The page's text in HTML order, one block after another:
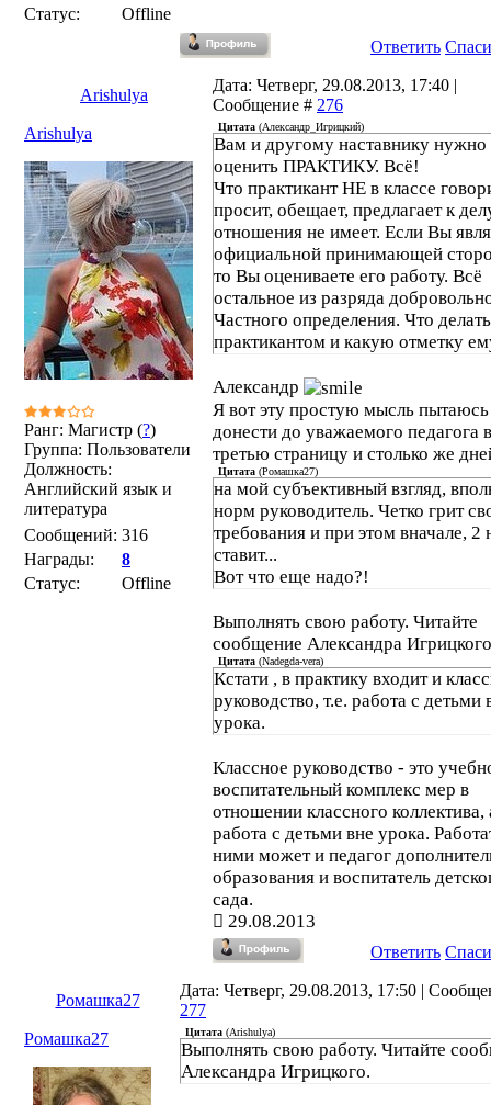
Статус:
Offline
Ответить
Arishulya
Дата: Четверг, 29.08.2013, 17:40 |
Сообщение # 276
Arishulya
Ранг: Магистр (?)
Группа: Пользователи
Должность:
Английский язык и
литература
Сообщений: 316
Награды:
8
Статус:
Offline
Цитата (Александр_Игрицкий)
Вам и другому наставнику нужно
оценить ПРАКТИКУ. Всё!
Что практикант НЕ в классе
просит, обещает, предлагает к
отношения не имеет. Если Вы
официальной принимающей
то Вы оцениваете его работу. Всё
остальное из разряда
Частного определения. Что
практикантом и какую отметку
решать стороне направляющей.
Александр
Я вот эту простую мысль пытаюсь
донести до уважаемого педагога
третью страницу и столько же
Цитата (Ромашка27)
на мой субъективный взгляд,
норм руководитель. Четко грит
требования и при этом вначале, 2
ставит...
Вот что еще надо?!
Выполнять свою работу. Читайте
сообщение Александра
Цитата (Nadegda-vera)
Кстати , в практику входит и
руководство, т.е. работа с детьми
урока.
Классное руководство - это
воспитательный комплекс мер в
отношении классного коллектива,
работа с детьми вне урока.
ними может и педагог
образования и воспитатель
сада.
29.08.2013
Ответить
Ромашка27
Дата: Четверг, 29.08.2013, 17:50 |
277
Ромашка27
Цитата (Arishulya)
Выполнять свою работу. Читайте
Александра Игрицкого.